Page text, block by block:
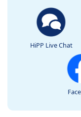
HiPP Live Chat